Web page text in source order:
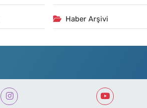
Haber Arşivi